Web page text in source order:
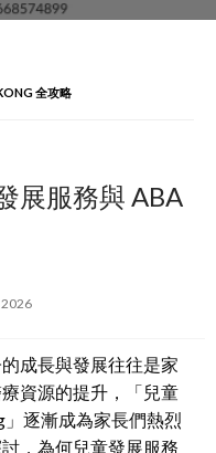
全攻略
展服務與 ABA
成長與發展往往是家
資源的提升，「兒童
逐漸成為家長們熱烈
，為何兒童發展服務